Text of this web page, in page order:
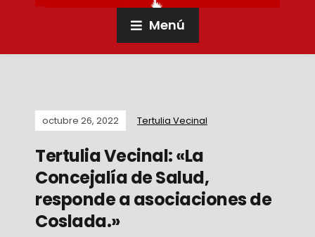
Menú
octubre 26, 2022 Tertulia Vecinal
Tertulia Vecinal: «La
Concejalía de Salud,
responde a asociaciones de
Coslada.»